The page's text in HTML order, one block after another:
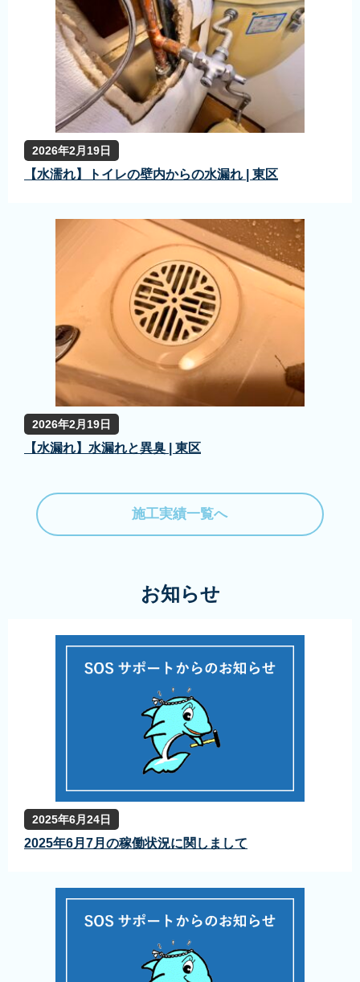
2026年2月19日
【水濡れ】トイレの壁内からの水漏れ | 東区
2026年2月19日
【水漏れ】水漏れと異臭 | 東区
施工実績一覧へ
お知らせ
2025年6月24日
2025年6月7月の稼働状況に関しまして